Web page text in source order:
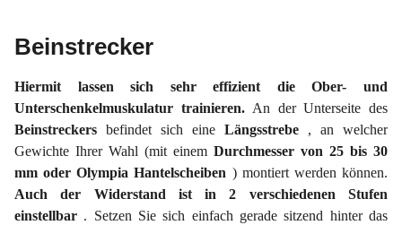
Beinstrecker
Hiermit lassen sich sehr effizient die Ober- und
Unterschenkelmuskulatur trainieren. An der Unterseite des
Beinstreckers befindet sich eine Längsstrebe , an welcher
Gewichte Ihrer Wahl (mit einem Durchmesser von 25 bis 30
mm oder Olympia Hantelscheiben ) montiert werden können.
Auch der Widerstand ist in 2 verschiedenen Stufen
einstellbar . Setzen Sie sich einfach gerade sitzend hinter das